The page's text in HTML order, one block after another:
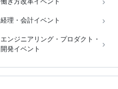
経理・会計イベント
エンジニアリング・プロダクト・
開発イベント